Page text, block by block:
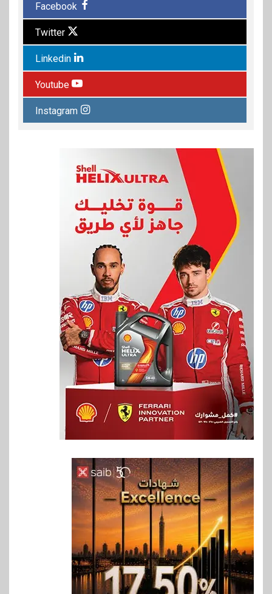
Facebook
Twitter
Linkedin
Youtube
Instagram
6
بنوك
بنك QNB مصر يعزز جاهزية
المشروعات الصغيرة والمتوسطة
للنمو والتوسع
7 اخبار
فيكسد مصر و”حلول” تتشاركان